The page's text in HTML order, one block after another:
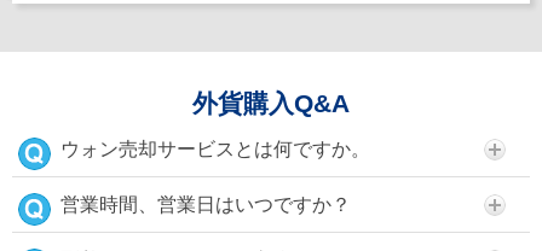
外貨購入Q&A
ウォン売却サービスとは何ですか。
営業時間、営業日はいつですか？